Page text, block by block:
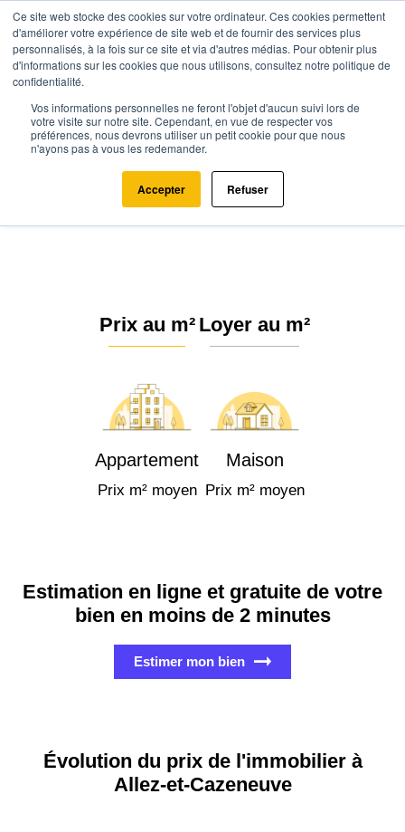
Ce site web stocke des cookies sur votre ordinateur. Ces cookies permettent
d'améliorer votre expérience de site web et de fournir des services plus
personnalisés, à la fois sur ce site et via d'autres médias. Pour obtenir plus
d'informations sur les cookies que nous utilisons, consultez notre politique de
confidentialité.
Vos informations personnelles ne feront l'objet d'aucun suivi lors de
votre visite sur notre site. Cependant, en vue de respecter vos
préférences, nous devrons utiliser un petit cookie pour que nous
n'ayons pas à vous les redemander.
Accepter Refuser
Agence.immo Prix immobilier Nouvelle-Aquitaine
Lot-et-Garonne Allez-et-Cazeneuve (47110)
Estimation immobilière à Allez-et-
Cazeneuve : Prix m² 2026
Prix au m²
Appartement
Prix m² moyen
Loyer au m²
Maison
Prix m² moyen
Estimation en ligne et gratuite de votre
bien en moins de 2 minutes
Estimer mon bien
Évolution du prix de l'immobilier à
Allez-et-Cazeneuve